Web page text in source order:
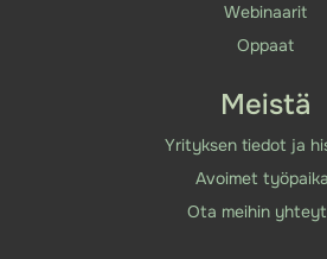
Webinaarit
Oppaat
Meistä
Yrityksen tiedot ja
Avoimet
Ota meihin